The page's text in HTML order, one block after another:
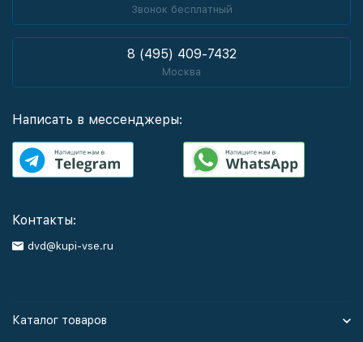
Звонок бесплатный
8 (495) 409-7432
Москва
Написать в мессенджеры:
Контакты:
dvd@kupi-vse.ru
Каталог товаров